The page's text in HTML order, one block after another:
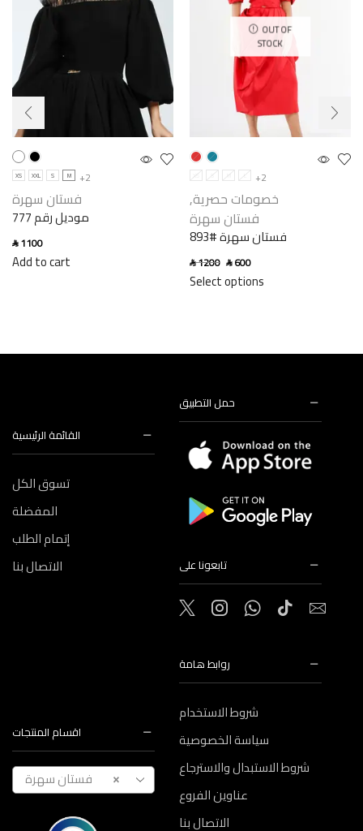
XS XXL S M +2
فستان سهرة
موديل رقم 777
SAR1100
Add to cart
OUT OF
STOCK
XS S M L +2
خصومات حصرية,
فستان سهرة
فستان سهرة #893
SAR1200 SAR600
Select options
القائمة الرئيسية
تسوق الكل
المفضلة
إتمام الطلب
الاتصال بنا
حمل التطبيق
تابعونا على
اقسام المنتجات
× فستان سهرة
روابط هامة
شروط الاستخدام
سياسة الخصوصية
شروط الاستبدال والاسترجاع
عناوين الفروع
الاتصال بنا